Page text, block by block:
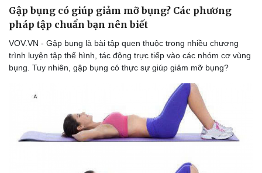
Gập bụng có giúp giảm mỡ bụng? Các phương
pháp tập chuẩn bạn nên biết
VOV.VN - Gập bụng là bài tập quen thuộc trong nhiều chương
trình luyện tập thể hình, tác động trực tiếp vào các nhóm cơ vùng
bụng. Tuy nhiên, gập bụng có thực sự giúp giảm mỡ bụng?